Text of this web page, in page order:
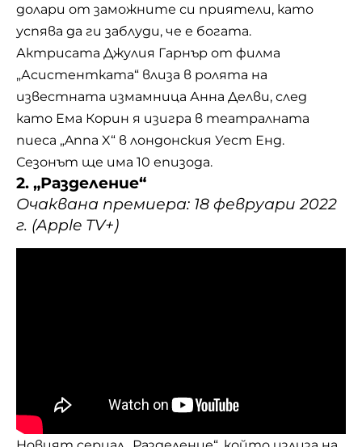
долари от заможните си приятели, като
успява да ги заблуди, че е богата.
Актрисата Джулия Гарнър от филма
„Асистентката“ влиза в ролята на
известната измамница Анна Делви, след
като Ема Корин я изигра в театралната
пиеса „Anna X“ в лондонския Уест Енд.
Сезонът ще има 10 епизода.
2. „Разделение“
Очаквана премиера: 18 февруари 2022
г. (Apple TV+)